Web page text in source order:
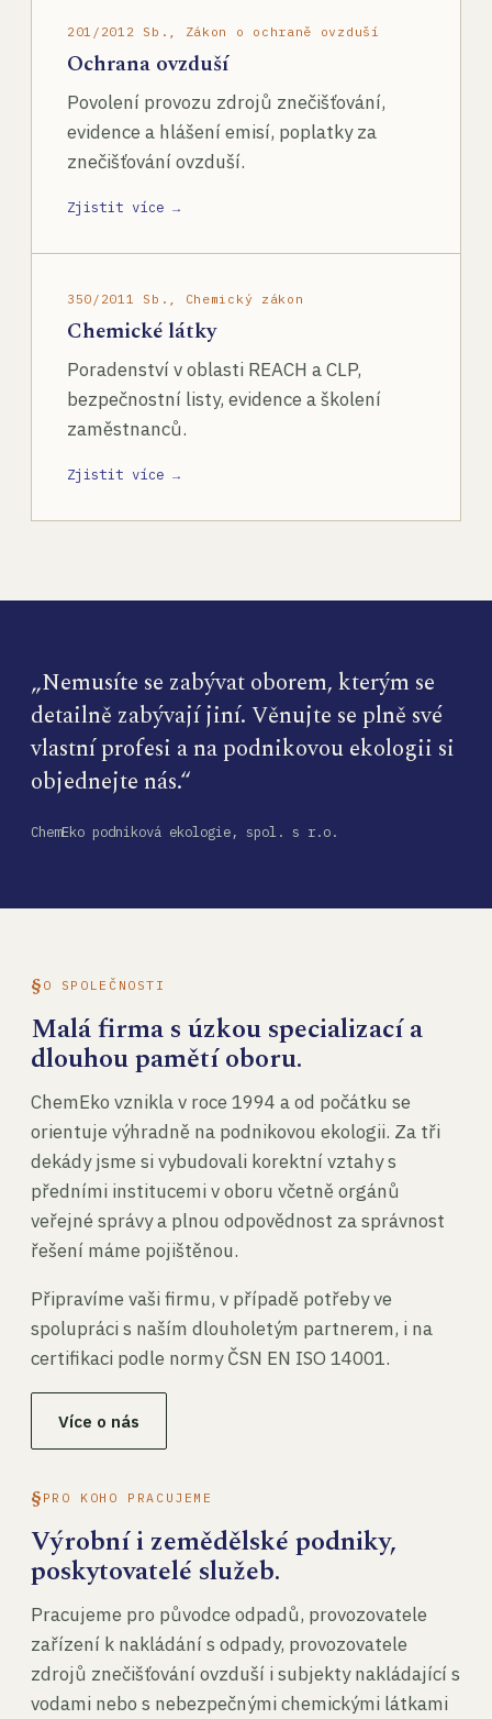
201/2012 Sb., Zákon o ochraně ovzduší
Ochrana ovzduší
Povolení provozu zdrojů znečišťování,
evidence a hlášení emisí, poplatky za
znečišťování ovzduší.
Zjistit více →
350/2011 Sb., Chemický zákon
Chemické látky
Poradenství v oblasti REACH a CLP,
bezpečnostní listy, evidence a školení
zaměstnanců.
Zjistit více →
„Nemusíte se zabývat oborem, kterým se
detailně zabývají jiní. Věnujte se plně své
vlastní profesi a na podnikovou ekologii si
objednejte nás.“
ChemEko podniková ekologie, spol. s r.o.
O SPOLEČNOSTI
Malá firma s úzkou specializací a
dlouhou pamětí oboru.
ChemEko vznikla v roce 1994 a od počátku se
orientuje výhradně na podnikovou ekologii. Za tři
dekády jsme si vybudovali korektní vztahy s
předními institucemi v oboru včetně orgánů
veřejné správy a plnou odpovědnost za správnost
řešení máme pojištěnou.
Připravíme vaši firmu, v případě potřeby ve
spolupráci s naším dlouholetým partnerem, i na
certifikaci podle normy ČSN EN ISO 14001.
Více o nás
PRO KOHO PRACUJEME
Výrobní i zemědělské podniky,
poskytovatelé služeb.
Pracujeme pro původce odpadů, provozovatele
zařízení k nakládání s odpady, provozovatele
zdrojů znečišťování ovzduší i subjekty nakládající s
vodami nebo s nebezpečnými chemickými látkami